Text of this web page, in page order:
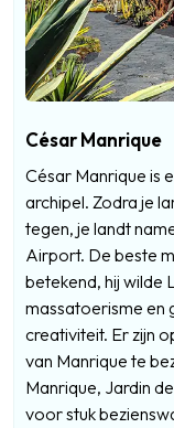
César Manrique
César Manrique is
archipel. Zodra je
tegen, je landt
Airport. De beste
betekend, hij wilde
massatoerisme en
creativiteit. Er zijn
van Manrique te
Manrique, Jardin
voor stuk